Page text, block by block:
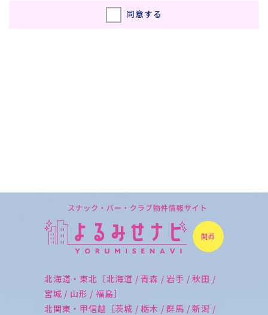
同意する
北海道・東北［北海道 / 青森 / 岩手 / 秋田 /
宮城 / 山形 / 福島］
北関東・甲信越［茨城 / 栃木 / 群馬 / 新潟 /